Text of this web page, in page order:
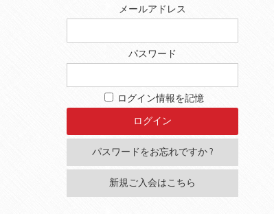
メールアドレス
パスワード
ログイン情報を記憶
パスワードをお忘れですか ?
新規ご入会はこちら